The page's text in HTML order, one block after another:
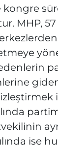
MHP,
edenlerin
ise